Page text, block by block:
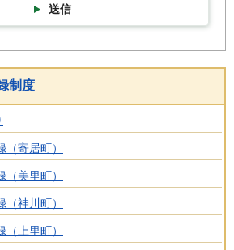
送信
制度
寄居町）
美里町）
神川町）
上里町）